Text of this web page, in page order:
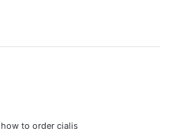
how to order cialis